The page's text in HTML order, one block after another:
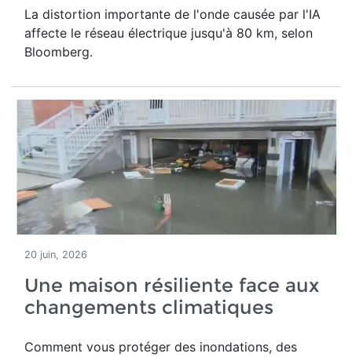
La distortion importante de l'onde causée par l'IA
affecte le réseau électrique jusqu'à 80 km, selon
Bloomberg.
20 juin, 2026
Une maison résiliente face aux
changements climatiques
Comment vous protéger des inondations, des